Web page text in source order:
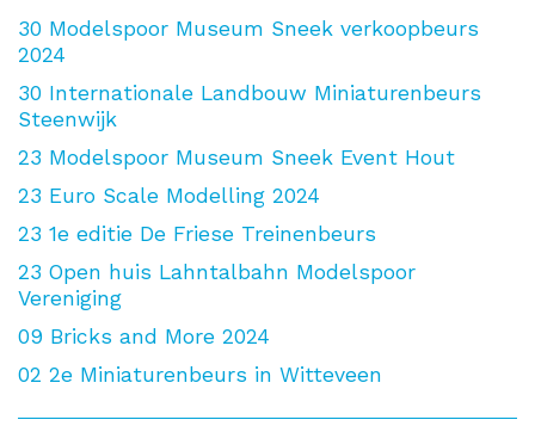
30 Modelspoor Museum Sneek verkoopbeurs
2024
30 Internationale Landbouw Miniaturenbeurs
Steenwijk
23 Modelspoor Museum Sneek Event Hout
23 Euro Scale Modelling 2024
23 1e editie De Friese Treinenbeurs
23 Open huis Lahntalbahn Modelspoor
Vereniging
09 Bricks and More 2024
02 2e Miniaturenbeurs in Witteveen